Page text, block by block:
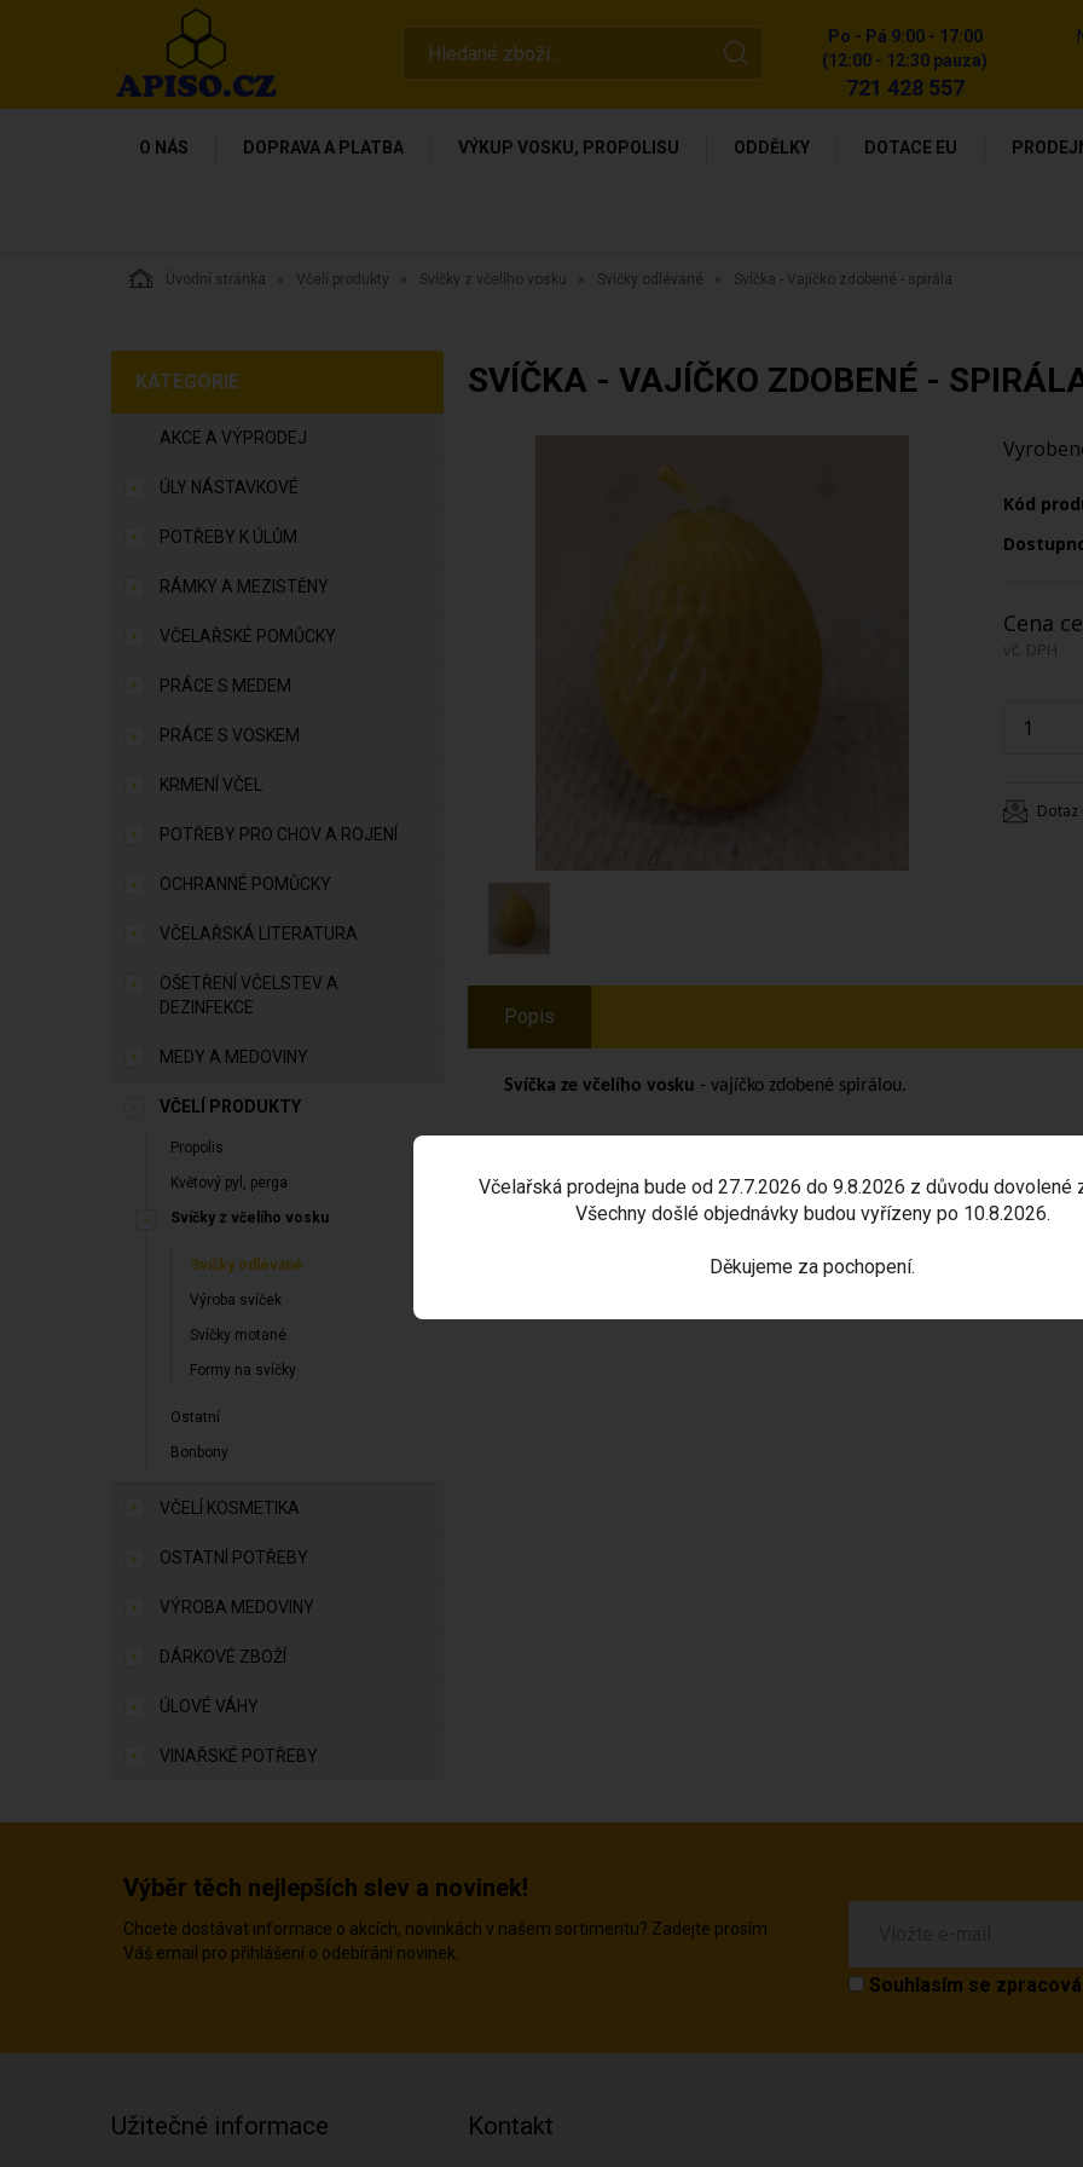
Po - Pá 9:00 - 17:00
(12:00 - 12:30 pauza)
721 428 557
O NÁS DOPRAVA A PLATBA VÝKUP VOSKU, PROPOLISU ODDĚLKY DOTACE EU
Úvodní stránka Včelí produkty Svíčky z včelího vosku Svíčky odlévané Svíčka - Vajíčko zdobené - spirála
KATEGORIE
AKCE A VÝPRODEJ
ÚLY NÁSTAVKOVÉ
POTŘEBY K ÚLŮM
RÁMKY A MEZISTĚNY
VČELAŘSKÉ POMŮCKY
PRÁCE S MEDEM
PRÁCE S VOSKEM
KRMENÍ VČEL
POTŘEBY PRO CHOV A ROJENÍ
OCHRANNÉ POMŮCKY
VČELAŘSKÁ LITERATURA
OŠETŘENÍ VČELSTEV A
DEZINFEKCE
MEDY A MEDOVINY
VČELÍ PRODUKTY
Propolis
Květový pyl, perga
Svíčky z včelího vosku
Svíčky odlévané
Výroba svíček
Svíčky motané
Formy na svíčky
Ostatní
Bonbony
VČELÍ KOSMETIKA
OSTATNÍ POTŘEBY
VÝROBA MEDOVINY
DÁRKOVÉ ZBOŽÍ
ÚLOVÉ VÁHY
VINAŘSKÉ POTŘEBY
SVÍČKA - VAJÍČKO ZDOBENÉ -
Kód
Cena
vč. DPH
Popis
Svíčka ze včelího vosku - vajíčko zdobené spirálou.
Výběr těch nejlepších slev a novinek!
Chcete dostávat informace o akcích, novinkách v našem sortimentu? Zadejte prosím
Váš email pro přihlášení o odebírání novinek.
Souhlasím se
Užitečné informace Kontakt
Včelařská prodejna bude od 27.7.2026 do 9.8.2026 z důvodu dovolené
Všechny došlé objednávky budou vyřízeny po 10.8.2026.
Děkujeme za pochopení.